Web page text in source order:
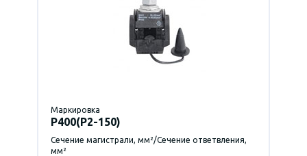
Маркировка
P400(Р2-150)
Сечение магистрали, мм²/Сечение ответвления,
мм²